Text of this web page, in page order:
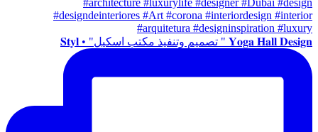
𝐘𝐨𝐠𝐚 𝐇𝐚𝐥𝐥 𝐃𝐞𝐬𝐢𝐠𝐧 " تصميم وتنفيذ مكتب اسكيل" • 𝐒𝐭𝐲𝐥